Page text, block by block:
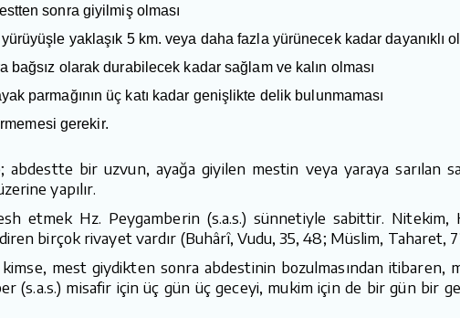
sonra giyilmiş olması
yaklaşık 5 km. veya daha fazla yürünecek kadar dayanıklı
olarak durabilecek kadar sağlam ve kalın olması
parmağının üç katı kadar genişlikte delik bulunmaması
gerekir.
bir uzvun, ayağa giyilen mestin veya yaraya sarılan
yapılır.
etmek Hz. Peygamberin (s.a.s.) sünnetiyle sabittir. Nitekim,
birçok rivayet vardır (Buhârî, Vudu, 35, 48; Müslim, Taharet,
mest giydikten sonra abdestinin bozulmasından
(s.a.s.) misafir için üç gün üç geceyi, mukim için de bir gün bir